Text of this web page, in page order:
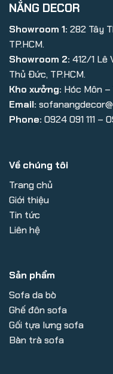
NẮNG DECOR
Showroom 1: 282 Tây
TP.HCM.
Showroom 2: 412/1 Lê
Thủ Đức, TP.HCM.
Kho xưởng: Hóc Môn –
Email:
Phone: 0924 091 111 –
Về chúng tôi
Trang chủ
Giới thiệu
Tin tức
Liên hệ
Sản phẩm
Sofa da bò
Ghế đôn sofa
Gối tựa lưng sofa
Bàn trà sofa